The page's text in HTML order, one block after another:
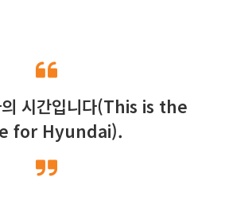
의 시간입니다(This is the
for Hyundai).